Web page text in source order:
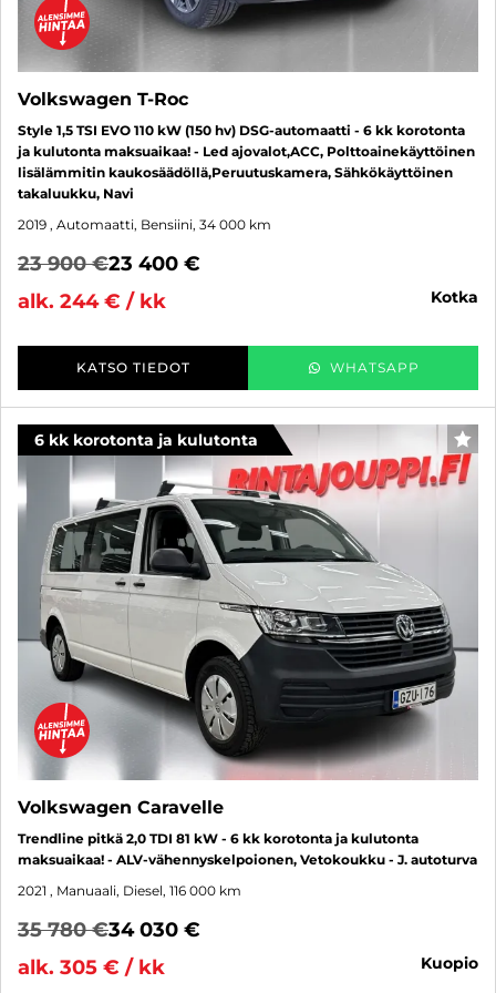
Volkswagen T-Roc
Style 1,5 TSI EVO 110 kW (150 hv) DSG-automaatti - 6 kk korotonta
ja kulutonta maksuaikaa! - Led ajovalot,ACC, Polttoainekäyttöinen
lisälämmitin kaukosäädöllä,Peruutuskamera, Sähkökäyttöinen
takaluukku, Navi
2019 , Automaatti, Bensiini, 34 000 km
23 900 €23 400 €
alk. 244 € / kk
kotka
KATSO TIEDOT WHATSAPP
6 kk korotonta ja kulutonta
Volkswagen Caravelle
Trendline pitkä 2,0 TDI 81 kW - 6 kk korotonta ja kulutonta
maksuaikaa! - ALV-vähennyskelpoionen, Vetokoukku - J. autoturva
2021 , Manuaali, Diesel, 116 000 km
35 780 €34 030 €
alk. 305 € / kk
kuopio